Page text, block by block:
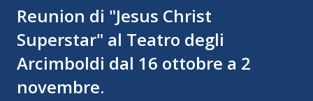
Reunion di "Jesus Christ
Superstar" al Teatro degli
Arcimboldi dal 16 ottobre a 2
novembre.